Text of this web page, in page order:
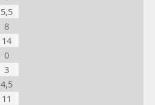
5,5
8
14
0
3
4,5
11